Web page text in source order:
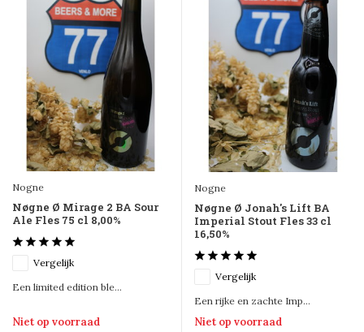
Nogne
Nøgne Ø Mirage 2 BA Sour
Ale Fles 75 cl 8,00%
Vergelijk
Een limited edition ble...
Niet op voorraad
Nogne
Nøgne Ø Jonah's Lift BA
Imperial Stout Fles 33 cl
16,50%
Vergelijk
Een rijke en zachte Imp...
Niet op voorraad